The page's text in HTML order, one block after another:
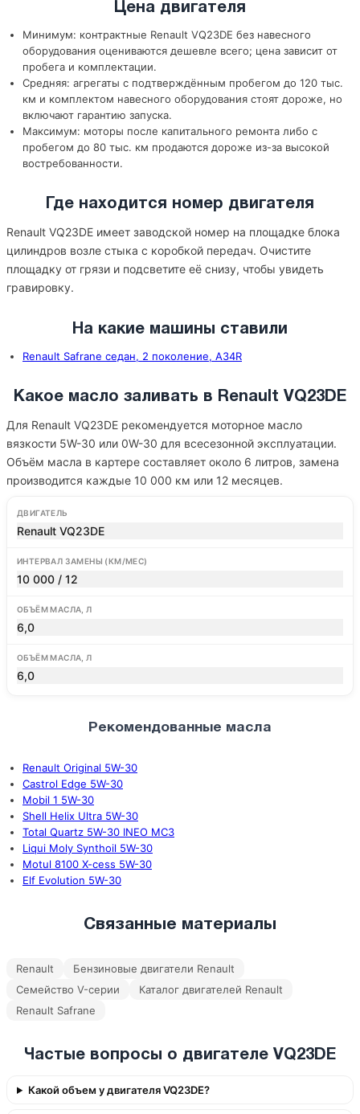
Цена двигателя
Минимум: контрактные Renault VQ23DE без навесного
оборудования оцениваются дешевле всего; цена зависит от
пробега и комплектации.
Средняя: агрегаты с подтверждённым пробегом до 120 тыс.
км и комплектом навесного оборудования стоят дороже, но
включают гарантию запуска.
Максимум: моторы после капитального ремонта либо с
пробегом до 80 тыс. км продаются дороже из-за высокой
востребованности.
Где находится номер двигателя
Renault VQ23DE имеет заводской номер на площадке блока
цилиндров возле стыка с коробкой передач. Очистите
площадку от грязи и подсветите её снизу, чтобы увидеть
гравировку.
На какие машины ставили
Renault Safrane седан, 2 поколение, A34R
Какое масло заливать в Renault VQ23DE
Для Renault VQ23DE рекомендуется моторное масло
вязкости 5W-30 или 0W-30 для всесезонной эксплуатации.
Объём масла в картере составляет около 6 литров, замена
производится каждые 10 000 км или 12 месяцев.
ДВИГАТЕЛЬ
Renault VQ23DE
ИНТЕРВАЛ ЗАМЕНЫ (КМ/МЕС)
10 000 / 12
ОБЪЁМ МАСЛА, Л
6,0
ОБЪЁМ МАСЛА, Л
6,0
Рекомендованные масла
Renault Original 5W-30
Castrol Edge 5W-30
Mobil 1 5W-30
Shell Helix Ultra 5W-30
Total Quartz 5W-30 INEO MC3
Liqui Moly Synthoil 5W-30
Motul 8100 X-cess 5W-30
Elf Evolution 5W-30
Связанные материалы
Renault
Бензиновые двигатели Renault
Семейство V-серии
Каталог двигателей Renault
Renault Safrane
Частые вопросы о двигателе VQ23DE
Какой объем у двигателя VQ23DE?